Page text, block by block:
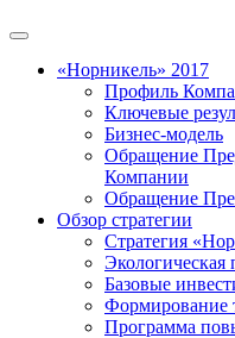
«Норникель» 2017
Профиль
Ключевые
Бизнес-модель
Обращение
Компании
Обращение
Обзор стратегии
Стратегия
Экологическая
Базовые
Формирование
Программа